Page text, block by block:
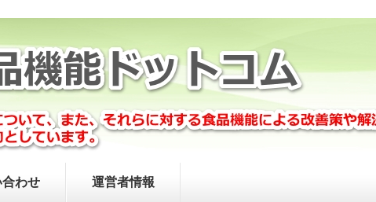
わせ 運営者情報